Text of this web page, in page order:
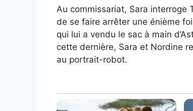
Au commissariat, Sara interroge
de se faire arrêter une énième
qui lui a vendu le sac à main
cette dernière, Sara et Nordine
au portrait-robot.